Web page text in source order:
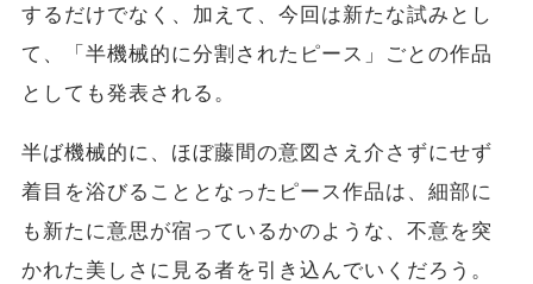
するだけでなく、加えて、今回は新たな試みとし
て、「半機械的に分割されたピース」ごとの作品
としても発表される。
半ば機械的に、ほぼ藤間の意図さえ介さずにせず
着目を浴びることとなったピース作品は、細部に
も新たに意思が宿っているかのような、不意を突
かれた美しさに見る者を引き込んでいくだろう。